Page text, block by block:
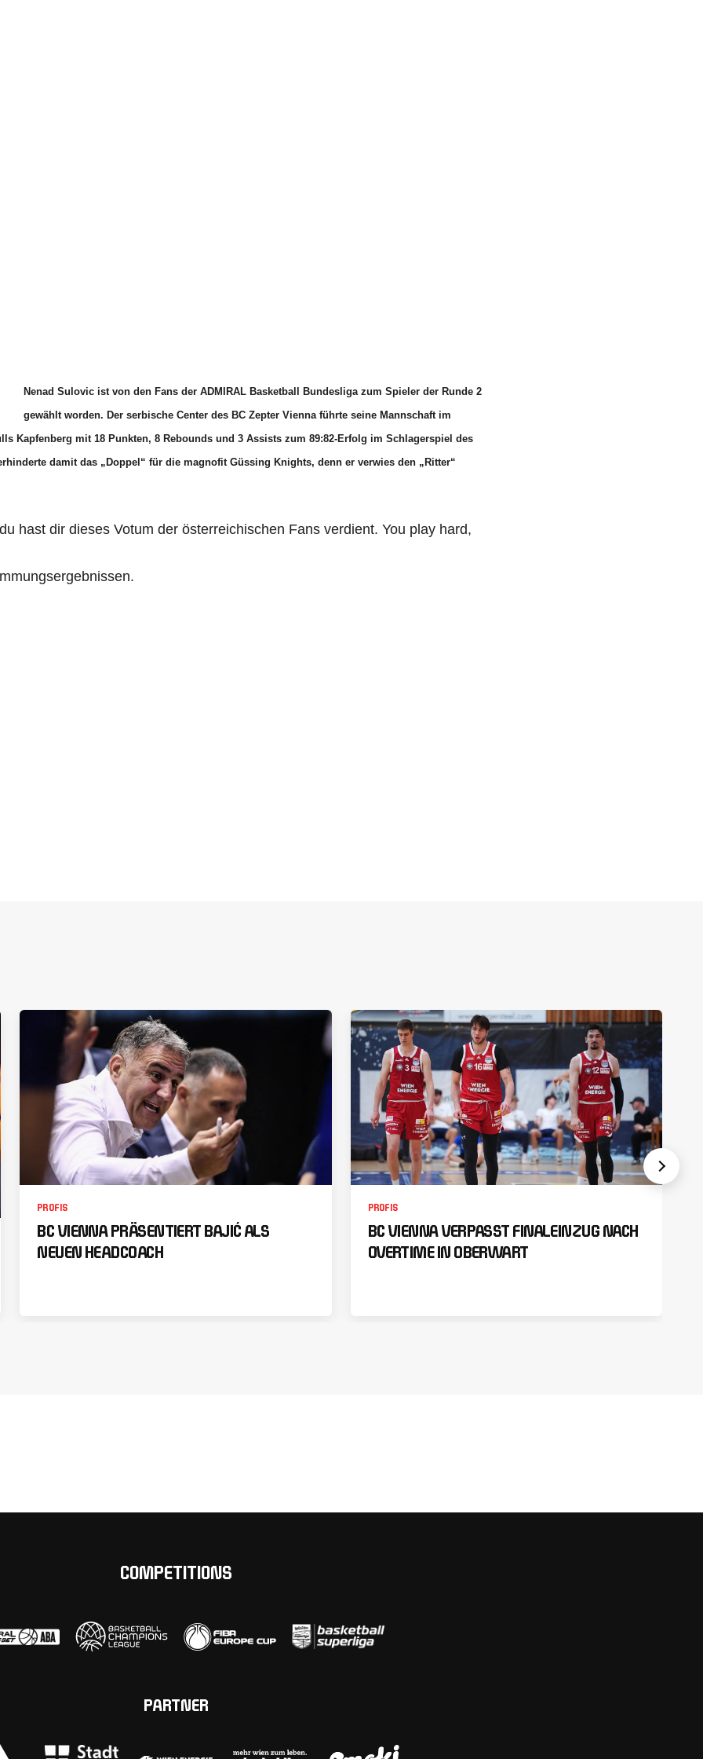
Nenad Sulovic ist von den Fans der ADMIRAL Basketball Bundesliga zum Spieler der Runde 2
gewählt worden. Der serbische Center des BC Zepter Vienna führte seine Mannschaft im
Kapfenberg mit 18 Punkten, 8 Rebounds und 3 Assists zum 89:82-Erfolg im Schlagerspiel des
damit das „Doppel“ für die magnofit Güssing Knights, denn er verwies den „Ritter“
hast dir dieses Votum der österreichischen Fans verdient. You play hard,
PROFIS
BC VIENNA PRÄSENTIERT BAJIĆ ALS
NEUEN HEADCOACH
PROFIS
BC VIENNA VERPASST FINALEINZUG NACH
OVERTIME IN OBERWART
COMPETITIONS
PARTNER